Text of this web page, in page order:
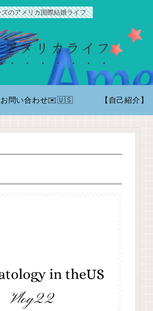
のアメリカ国際結婚ライフ
メリカライフ
問い合わせ✉️🇺🇸 【自己紹介】